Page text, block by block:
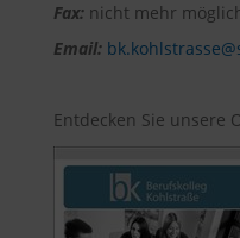
Fax:nicht mehr
Email:
Entdecken Sie unsere